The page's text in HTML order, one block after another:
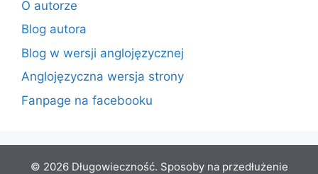
O autorze
Blog autora
Blog w wersji anglojęzycznej
Anglojęzyczna wersja strony
Fanpage na facebooku
© 2026 Długowieczność. Sposoby na przedłużenie